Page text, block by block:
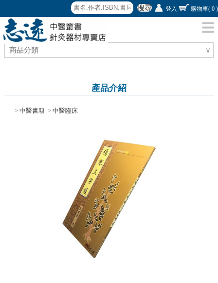
搜尋 登入 購物車( 0 )
商品分類 ∨
產品介紹
>中醫書籍 >中醫臨床